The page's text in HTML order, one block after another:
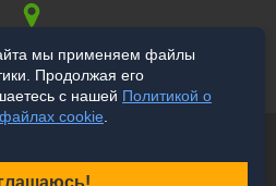
,г. Москва,
ш., 132
сайта
мы применяем файлы
Продолжая его
с нашей Политикой о
cookie